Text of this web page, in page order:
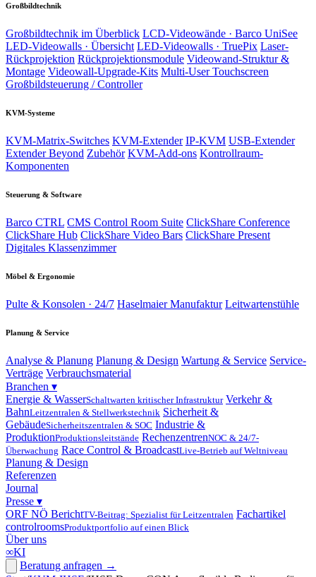
Großbildtechnik
Großbildtechnik im Überblick LCD-Videowände · Barco UniSee
LED-Videowalls · Übersicht LED-Videowalls · TruePix Laser-
Rückprojektion Rückprojektionsmodule Videowand-Struktur &
Montage Videowall-Upgrade-Kits Multi-User Touchscreen
Großbildsteuerung / Controller
KVM-Systeme
KVM-Matrix-Switches KVM-Extender IP-KVM USB-Extender
Extender Beyond Zubehör KVM-Add-ons Kontrollraum-
Komponenten
Steuerung & Software
Barco CTRL CMS Control Room Suite ClickShare Conference
ClickShare Hub ClickShare Video Bars ClickShare Present
Digitales Klassenzimmer
Möbel & Ergonomie
Pulte & Konsolen · 24/7 Haselmaier Manufaktur Leitwartenstühle
Planung & Service
Analyse & Planung Planung & Design Wartung & Service Service-
Verträge Verbrauchsmaterial
Branchen ▾
Energie & WasserSchaltwarten kritischer Infrastruktur Verkehr &
BahnLeitzentralen & Stellwerkstechnik Sicherheit &
GebäudeSicherheitszentralen & SOC Industrie &
ProduktionProduktionsleitstände RechenzentrenNOC & 24/7-
Überwachung Race Control & BroadcastLive-Betrieb auf Weltniveau
Planung & Design
Referenzen
Journal
Presse ▾
ORF NÖ BerichtTV-Beitrag: Spezialist für Leitzentralen Fachartikel
controlroomsProduktportfolio auf einen Blick
Über uns
∞KI
Beratung anfragen →